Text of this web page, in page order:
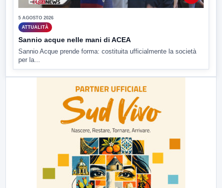
5 AGOSTO 2026
ATTUALITÀ
Sannio acque nelle mani di ACEA
Sannio Acque prende forma: costituita ufficialmente la società
per la...